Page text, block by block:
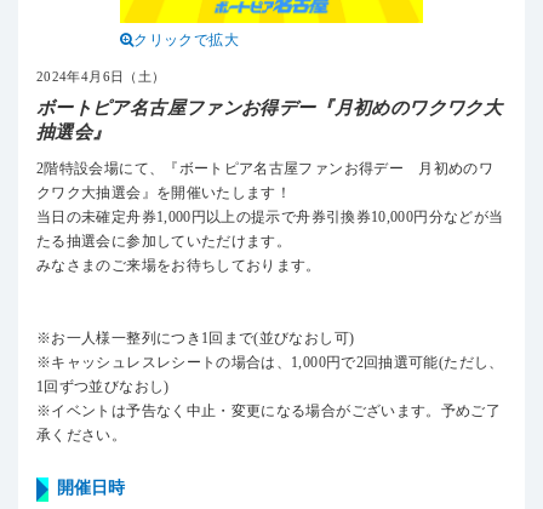
クリックで拡大
2024年4月6日（土）
ボートピア名古屋ファンお得デー『月初めのワクワク大
抽選会』
2階特設会場にて、『ボートピア名古屋ファンお得デー 月初めのワ
クワク大抽選会』を開催いたします！
当日の未確定舟券1,000円以上の提示で舟券引換券10,000円分などが当
たる抽選会に参加していただけます。
みなさまのご来場をお待ちしております。
※お一人様一整列につき1回まで(並びなおし可)
※キャッシュレスレシートの場合は、1,000円で2回抽選可能(ただし、
1回ずつ並びなおし)
※イベントは予告なく中止・変更になる場合がございます。予めご了
承ください。
開催日時